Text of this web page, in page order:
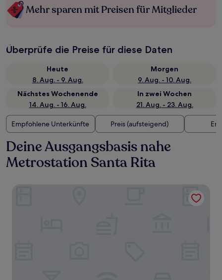
Mehr sparen mit Preisen für Mitglieder
Überprüfe die Preise für diese Daten
Heute
8. Aug. - 9. Aug.
Morgen
9. Aug. - 10. Aug.
Nächstes Wochenende
14. Aug. - 16. Aug.
In zwei Wochen
21. Aug. - 23. Aug.
Empfohlene Unterkünfte Preis (aufsteigend)
Deine Ausgangsbasis nahe
Metrostation Santa Rita